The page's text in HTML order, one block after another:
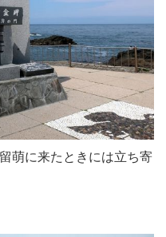
萌に来たときには立ち寄